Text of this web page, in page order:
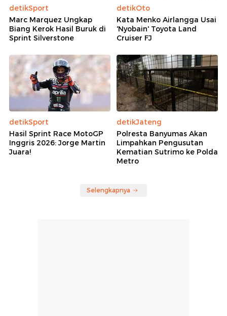
detikSport
Marc Marquez Ungkap
Biang Kerok Hasil Buruk di
Sprint Silverstone
detikOto
Kata Menko Airlangga Usai
'Nyobain' Toyota Land
Cruiser FJ
detikSport
Hasil Sprint Race MotoGP
Inggris 2026: Jorge Martin
Juara!
detikJateng
Polresta Banyumas Akan
Limpahkan Pengusutan
Kematian Sutrimo ke Polda
Metro
Selengkapnya